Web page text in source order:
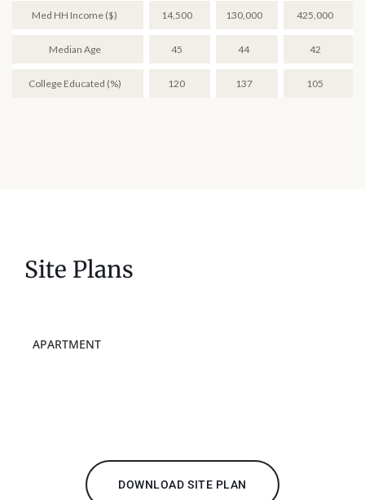
Med HH Income ($) 14,500 130,000 425,000
Median Age 45 44 42
College Educated (%) 120 137 105
Site Plans
APARTMENT
DOWNLOAD SITE PLAN